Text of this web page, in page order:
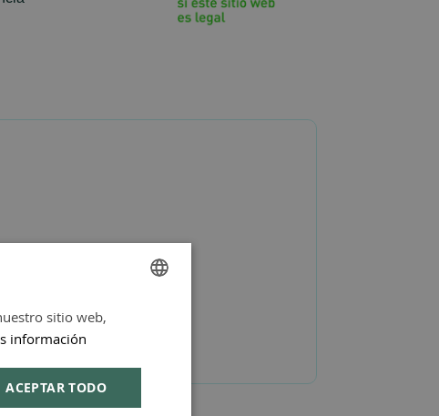
sitio web,
información
ACEPTAR TODO